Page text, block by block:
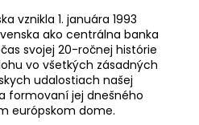
vznikla 1. januára 1993
ako centrálna banka
svojej 20-ročnej histórie
vo všetkých zásadných
udalostiach našej
formovaní jej dnešného
európskom dome.